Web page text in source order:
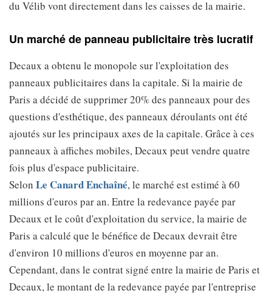
du Vélib vont directement dans les caisses de la mairie.
Un marché de panneau publicitaire très lucratif
Decaux a obtenu le monopole sur l'exploitation des
panneaux publicitaires dans la capitale. Si la mairie de
Paris a décidé de supprimer 20% des panneaux pour des
questions d'esthétique, des panneaux déroulants ont été
ajoutés sur les principaux axes de la capitale. Grâce à ces
panneaux à affiches mobiles, Decaux peut vendre quatre
fois plus d'espace publicitaire.
Selon Le Canard Enchaîné, le marché est estimé à 60
millions d'euros par an. Entre la redevance payée par
Decaux et le coût d'exploitation du service, la mairie de
Paris a calculé que le bénéfice de Decaux devrait être
d'environ 10 millions d'euros en moyenne par an.
Cependant, dans le contrat signé entre la mairie de Paris et
Decaux, le montant de la redevance payée par l'entreprise